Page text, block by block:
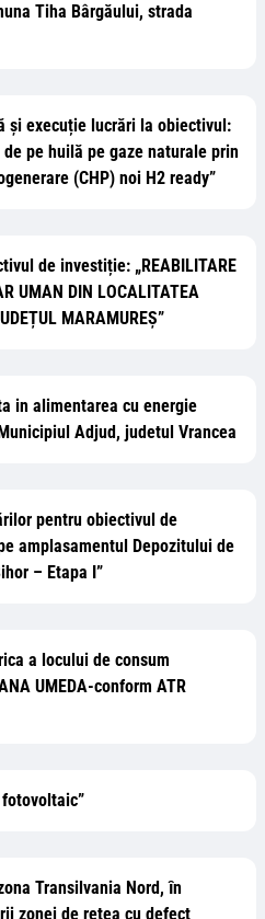
Tiha Bârgăului, strada
și execuție lucrări la obiectivul:
de pe huilă pe gaze naturale prin
(CHP) noi H2 ready”
de investiție: „REABILITARE
UMAN DIN LOCALITATEA
MARAMUREȘ”
in alimentarea cu energie
Adjud, judetul Vrancea
pentru obiectivul de
amplasamentul Depozitului de
– Etapa I”
a locului de consum
UMEDA-conform ATR
Transilvania Nord, ȋn
zonei de rețea cu defect